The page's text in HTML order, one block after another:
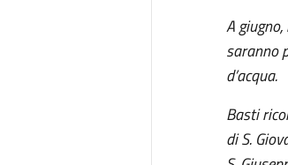
A
saranno
d’acqua.
Basti
di S.